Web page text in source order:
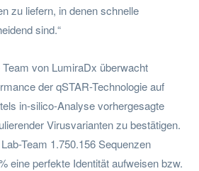
zu liefern, in denen schnelle
sind.“
von LumiraDx überwacht
der qSTAR-Technologie auf
in-silico-Analyse vorhergesagte
Virusvarianten zu bestätigen.
Team 1.750.156 Sequenzen
eine perfekte Identität aufweisen bzw.